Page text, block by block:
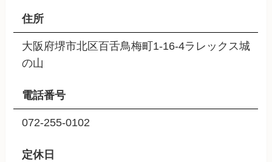
住所
大阪府堺市北区百舌鳥梅町1-16-4ラレックス城
の山
電話番号
072-255-0102
定休日